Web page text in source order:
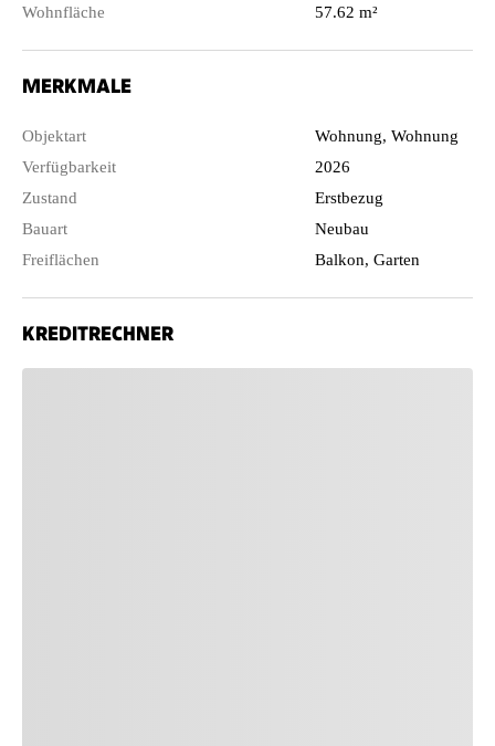
Wohnfläche 57.62 m²
MERKMALE
Objektart
Wohnung, Wohnung
Verfügbarkeit
2026
Zustand
Erstbezug
Bauart
Neubau
Freiflächen
Balkon, Garten
KREDITRECHNER